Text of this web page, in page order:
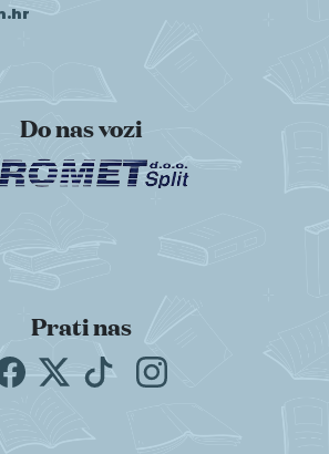
Do nas vozi
Prati nas